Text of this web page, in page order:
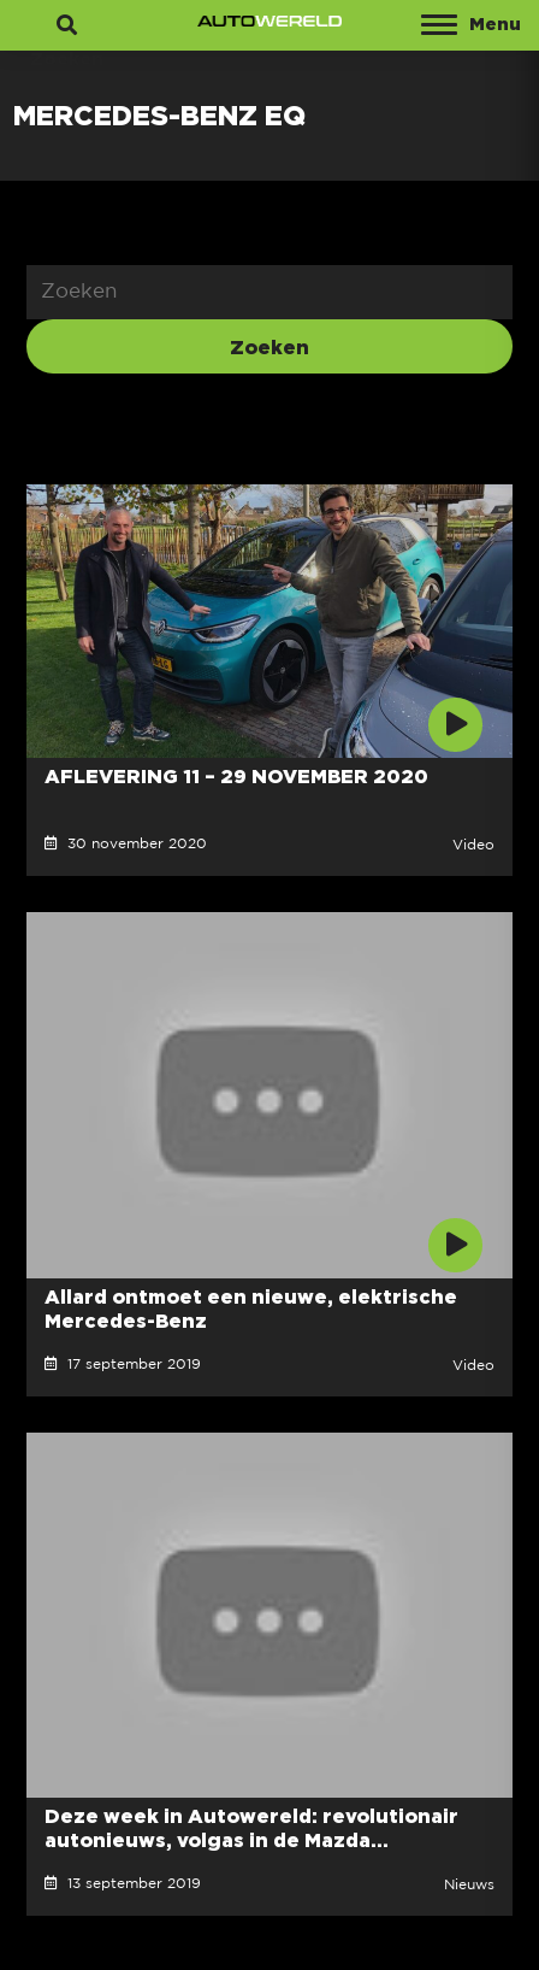
Menu
MERCEDES-BENZ EQ
AFLEVERING 11 – 29 NOVEMBER 2020
30 november 2020 Video
Allard ontmoet een nieuwe, elektrische
Mercedes-Benz
17 september 2019 Video
Deze week in Autowereld: revolutionair
autonieuws, volgas in de Mazda...
13 september 2019 Nieuws